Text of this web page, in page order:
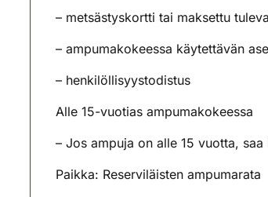
– metsästyskortti tai maksettu
– ampumakokeessa käytettävän
– henkilöllisyystodistus
Alle 15-vuotias ampumakokeessa
– Jos ampuja on alle 15 vuotta,
Paikka: Reserviläisten ampumarata